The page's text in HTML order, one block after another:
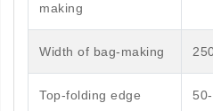
making
Width of bag-making
Top-folding edge